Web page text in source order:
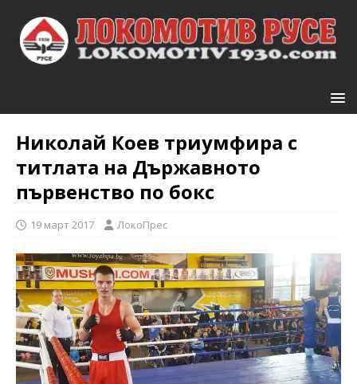
Николай Коев триумфира с
титлата на Държавното
първенство по бокс
19 март 2017 ЛокоПрес